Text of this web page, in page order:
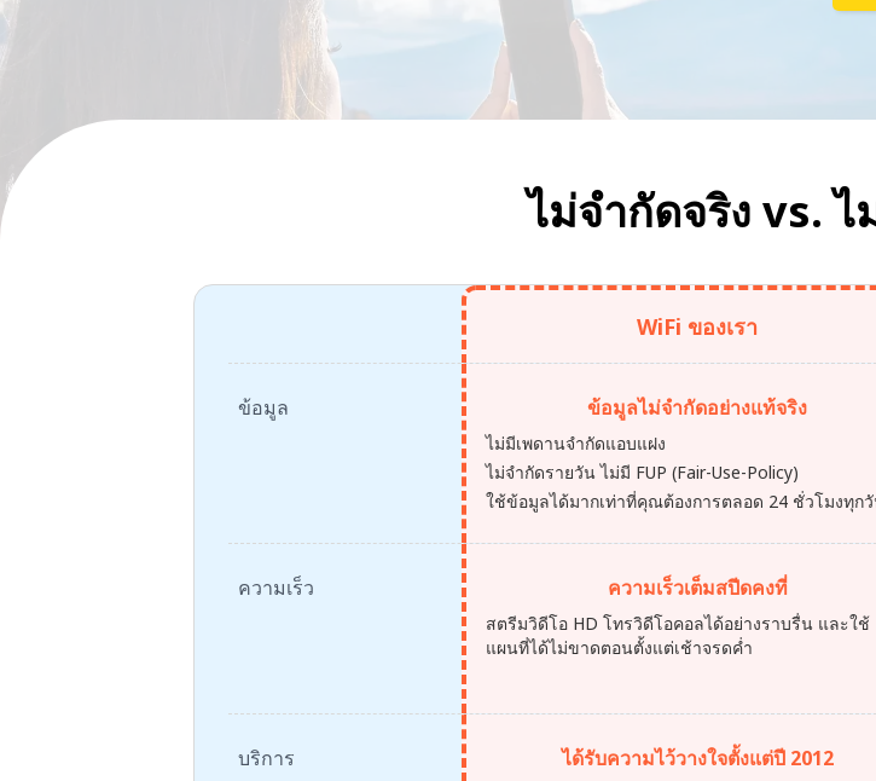
ไม่จำกัดจริง vs.ไ
WiFi ของเรา
ข้อมูล ข้อมูลไม่จำกัดอย่างแท้จริง
ไม่มีเพดานจำกัดแอบแฝง
ไม่จำกัดรายวัน ไม่มี FUP (Fair-Use-Policy)
ใช้ข้อมูลได้มากเท่าที่คุณต้องการตลอด 24 ชั่วโมงทุก
ความเร็ว ความเร็วเต็มสปีดคงที่
สตรีมวิดีโอ HD โทรวิดีโอคอลได้อย่างราบรื่น และใช้
แผนที่ได้ไม่ขาดตอนตั้งแต่เช้าจรดค่ำ
บริการ ได้รับความไว้วางใจตั้งแต่ปี 2012